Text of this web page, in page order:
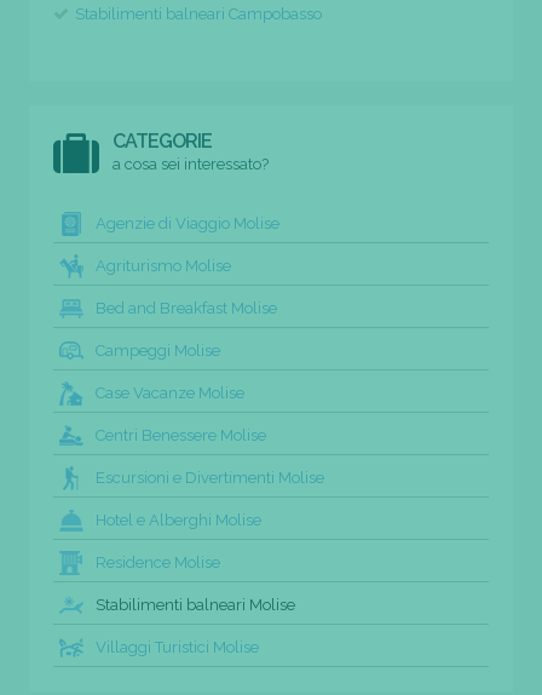
Stabilimenti balneari Campobasso
CATEGORIE
a cosa sei interessato?
Agenzie di Viaggio Molise
Agriturismo Molise
Bed and Breakfast Molise
Campeggi Molise
Case Vacanze Molise
Centri Benessere Molise
Escursioni e Divertimenti Molise
Hotel e Alberghi Molise
Residence Molise
Stabilimenti balneari Molise
Villaggi Turistici Molise